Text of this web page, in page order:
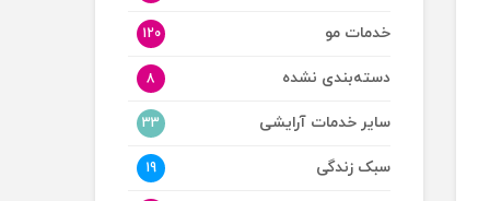
خدمات مو 120
دسته‌بندی نشده 8
سایر خدمات آرایشی 33
سبک زندگی 19